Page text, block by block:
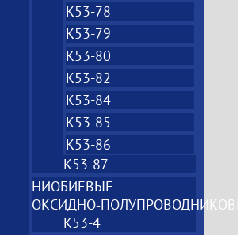
К53-78
К53-79
К53-80
К53-82
К53-84
К53-85
К53-86
К53-87
НИОБИЕВЫЕ
К53-4